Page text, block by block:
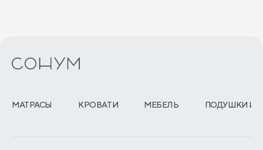
МАТРАСЫ КРОВАТИ МЕБЕЛЬ ПОДУШКИ И